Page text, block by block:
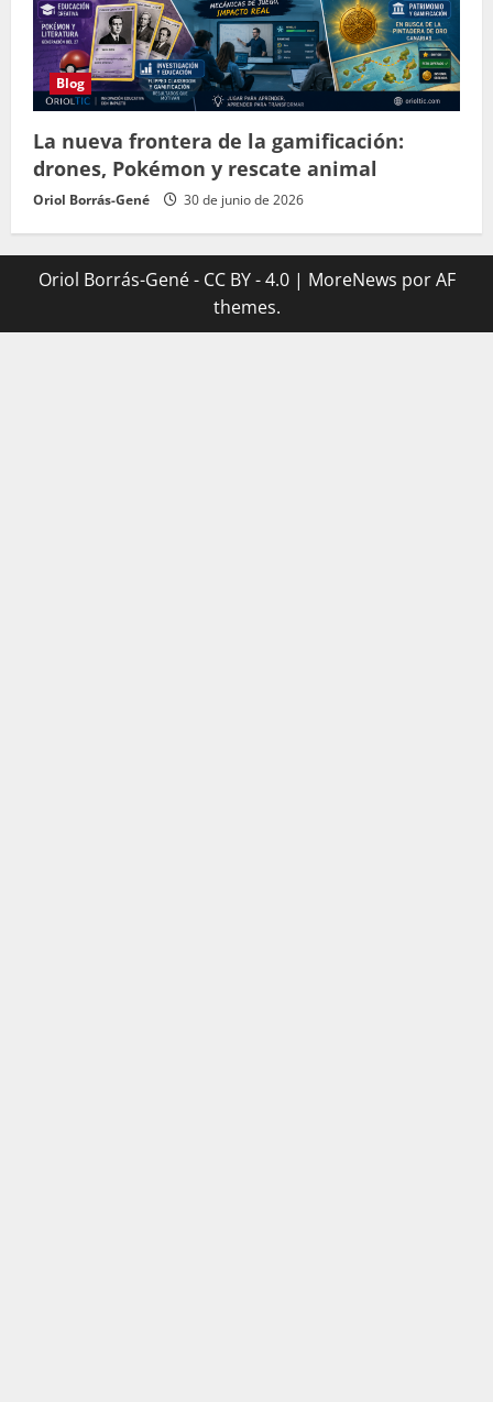
Blog
La nueva frontera de la gamificación:
drones, Pokémon y rescate animal
Oriol Borrás-Gené 30 de junio de 2026
Oriol Borrás-Gené - CC BY - 4.0 | MoreNews por AF
themes.